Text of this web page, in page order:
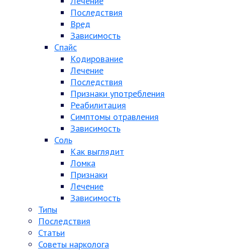
Последствия
Вред
Зависимость
Спайс
Кодирование
Лечение
Последствия
Признаки употребления
Реабилитация
Симптомы отравления
Зависимость
Соль
Как выглядит
Ломка
Признаки
Лечение
Зависимость
Типы
Последствия
Статьи
Советы нарколога